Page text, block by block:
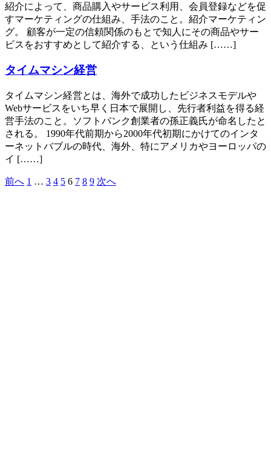
紹介によって、商品購入やサービス利用、会員登録などを促
すマーケティングの仕組み、手法のこと。紹介マーケティン
グ。 顧客が一定の信頼関係のもとで知人にその商品やサー
ビスをおすすめとして紹介する、という仕組み [……]
タイムマシン経営
タイムマシン経営とは、海外で成功したビジネスモデルや
Webサービスをいち早く日本で展開し、先行者利益を得る経
営手法のこと。ソフトバンク創業者の孫正義氏が命名したと
される。 1990年代前期から2000年代初期にかけてのインタ
ーネットバブルの時代、海外、特にアメリカやヨーロッパの
イ [……]
投
前へ 1 … 3 4 5 6 7 8 9 次へ